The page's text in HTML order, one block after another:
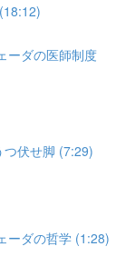
ーダの医師制度
つ伏せ脚 (7:29)
ーダの哲学 (1:28)